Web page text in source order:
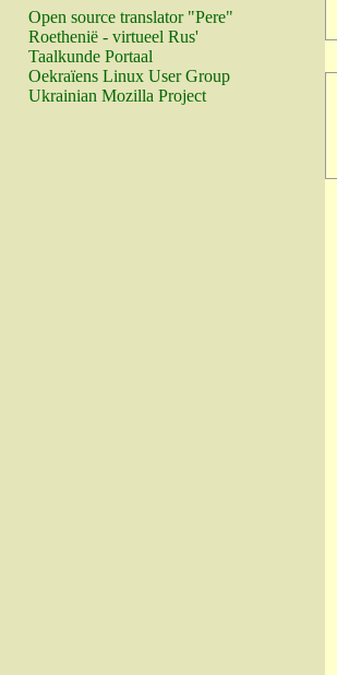
Open source translator "Pere"
Roethenië - virtueel Rus'
Taalkunde Portaal
Oekraïens Linux User Group
Ukrainian Mozilla Project